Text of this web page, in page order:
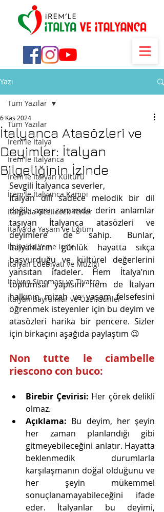
Yazı
Tüm Yazılar
İrem'le İtalya
İrem'le İtalyanca
İrem'le İtalyan Kültürü
İrem'le İtalyanca Kampı
İtalya'da Gezilecek Yerler
İtalya'da Yaşam ve Eğitim
İtalya'da Yeme İçme
İtalyan Edebiyatı ve Müziği
İtalyan Sineması ve Tiyatro
İtalyan Bayramlar ve Özel Günler
Tüm Yazılar
İtalyanca Atasözleri ve
Deyimler: İtalyan
Bilgeliğinin İzinde
6 Kas 2024
Sevgili İtalyanca severler,
İtalyan dili sadece melodik bir dil
değil; aynı zamanda derin anlamlar
taşıyan İtalyanca atasözleri ve
deyimlere de sahip. Bunlar,
İtalyanların günlük hayatta sıkça
başvurduğu ve kültürel değerlerini
yansıtan ifadeler. Hem İtalya’nın
toplumsal yapısını hem de İtalyan
halkının mizah ve yaşam felsefesini
öğrenmek isteyenler için bu deyim ve
atasözleri harika bir pencere. Sizler
için birkaçını aşağıda paylaştım 😉
Non tutte le ciambelle
riescono con buco:
Birebir Çevirisi: Her çörek delikli
olmaz.
Açıklama: Bu deyim, her şeyin
her zaman planlandığı gibi
gitmeyebileceğini anlatır. Hayatta
beklenmedik durumlarla
karşılaşmanın doğal olduğunu ve
her şeyin mükemmel
sonuçlanamayabileceğini ifade
eder. İtalyanlar bu deyimi,